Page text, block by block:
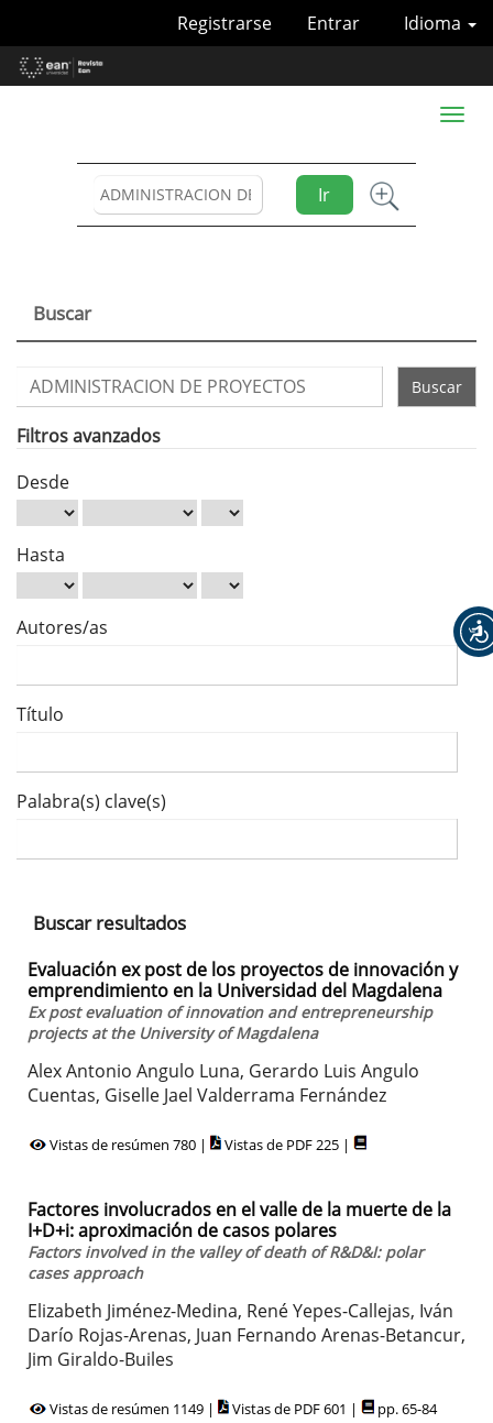
Contenido
principal
Idioma
Registrarse Entrar
Ir
Toggle
Buscar
Buscar
artículos
por
Filtros avanzados
Desde
Hasta
Autores/as
Título
Palabra(s) clave(s)
Buscar resultados
Evaluación ex post de los proyectos de innovación y
emprendimiento en la Universidad del Magdalena
Ex post evaluation of innovation and entrepreneurship
projects at the University of Magdalena
Alex Antonio Angulo Luna, Gerardo Luis Angulo
Cuentas, Giselle Jael Valderrama Fernández
Vistas de resúmen 780 | Vistas de PDF 225 |
Factores involucrados en el valle de la muerte de la
I+D+i: aproximación de casos polares
Factors involved in the valley of death of R&D&I: polar
cases approach
Elizabeth Jiménez-Medina, René Yepes-Callejas, Iván
Darío Rojas-Arenas, Juan Fernando Arenas-Betancur,
Jim Giraldo-Builes
Vistas de resúmen 1149 | Vistas de PDF 601 | pp. 65-84